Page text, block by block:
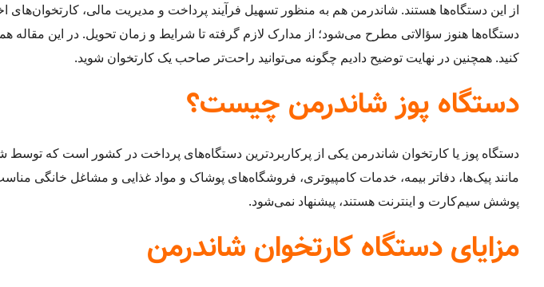
از این دستگاه‌ها هستند. شاندرمن هم به منظور تسهیل فرآیند پرداخت و مدیریت مالی،
دستگاه‌ها هنوز سؤالاتی مطرح می‌شود؛ از مدارک لازم گرفته تا شرایط و زمان تحویل. در این
کنید. همچنین در نهایت توضیح دادیم چگونه می‌توانید راحت‌تر صاحب یک کارتخوان شوید.
دستگاه پوز شاندرمن چیست؟
دستگاه پوز یا کارتخوان شاندرمن یکی از پرکاربردترین دستگاه‌های پرداخت در کشور است که
مانند پیک‌ها، دفاتر بیمه، خدمات کامپیوتری، فروشگاه‌های پوشاک و مواد غذایی و مشاغل خانگی
پوشش سیم‌کارت و اینترنت هستند، پیشنهاد نمی‌شود.
مزایای دستگاه کارتخوان شاندرمن